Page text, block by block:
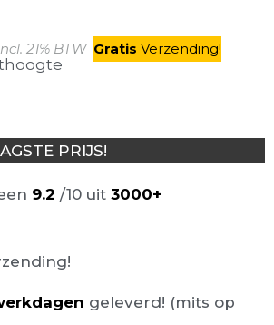
21% BTW Gratis Verzending!
PRIJS!
9.2 /10 uit 3000+
geleverd! (mits op